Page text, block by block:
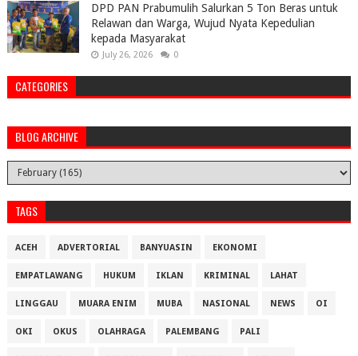
DPD PAN Prabumulih Salurkan 5 Ton Beras untuk
Relawan dan Warga, Wujud Nyata Kepedulian
kepada Masyarakat
July 26, 2026 0
CATEGORIES
BLOG ARCHIVE
TAGS
ACEH ADVERTORIAL BANYUASIN EKONOMI
EMPATLAWANG HUKUM IKLAN KRIMINAL LAHAT
LINGGAU MUARA ENIM MUBA NASIONAL NEWS OI
OKI OKUS OLAHRAGA PALEMBANG PALI